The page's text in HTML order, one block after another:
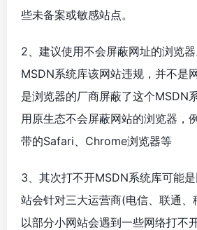
些未备案或敏感站点。
2、建议使用不会屏蔽网址的浏览
MSDN系统库该网站违规，并不是
是浏览器的厂商屏蔽了这个MSDN
用原生态不会屏蔽网站的浏览器，
带的Safari、Chrome浏览器等
3、其次打不开MSDN系统库可能
站会针对三大运营商(电信、联通
以部分小网站会遇到一些网络打不